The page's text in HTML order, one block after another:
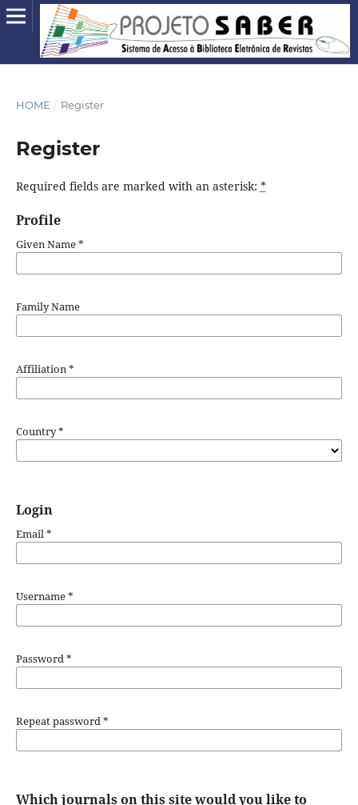
HOME / Register
Register
Required fields are marked with an asterisk: *
Profile
Given Name*
Family Name
Affiliation*
Country*
Login
Email*
Username*
Password*
Repeat password*
Which journals on this site would you like to